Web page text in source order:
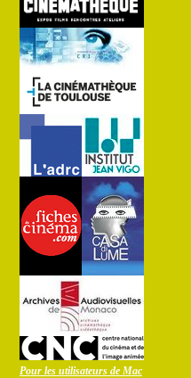
Pour les utilisateurs de Mac